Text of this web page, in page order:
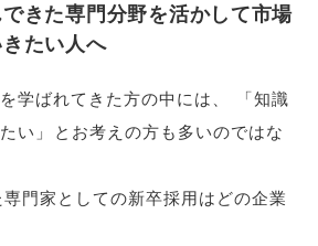
きた専門分野を活かして市場
たい人へ
学ばれてきた方の中には、 「知識
い 」
とお考えの方も多いのではな
門家としての新卒採用はどの企業